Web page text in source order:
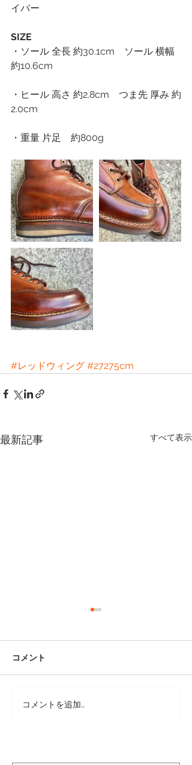
イバー
SIZE
・ソール 全長 約30.1cm　ソール 横幅
約10.6cm
・ヒール 高さ 約2.8cm　つま先 厚み 約
2.0cm
・重量 片足　約800g
#レッドウィング #27275cm
最新記事 すべて表示
1950 Vintage Style /内
コメント
コメントを追加…